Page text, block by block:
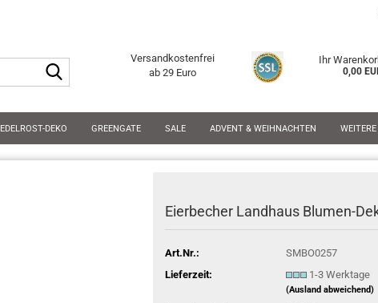
Versandkostenfrei
ab 29 Euro
Ihr
0,00
EDELROST-DEKO GREENGATE SALE ADVENT & WEIHNACHTEN WEITERE
Eierbecher Landhaus Blumen-
Art.Nr.:
SMBO0257
Lieferzeit:
1-3 Werktage
(Ausland abweichend)